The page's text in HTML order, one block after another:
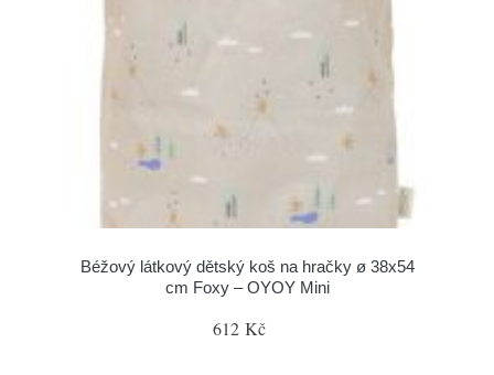
Béžový látkový dětský koš na hračky ø 38x54
cm Foxy – OYOY Mini
612 Kč